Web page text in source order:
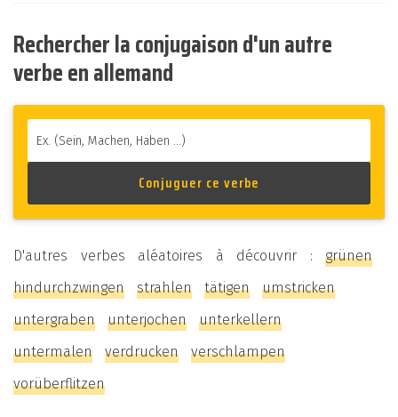
Rechercher la conjugaison d'un autre
verbe en allemand
D'autres verbes aléatoires à découvrir : grünen
hindurchzwingen
strahlen tätigen
umstricken
untergraben
unterjochen
unterkellern
untermalen
verdrucken
verschlampen
vorüberflitzen